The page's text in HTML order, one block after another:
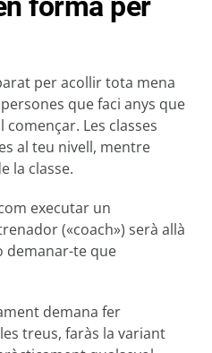
per acollir tota mena
que faci anys que
Les classes
al teu nivell, mentre
la classe.
executar un
(«coach») serà allà
demanar-te que
demana fer
treus, faràs la variant